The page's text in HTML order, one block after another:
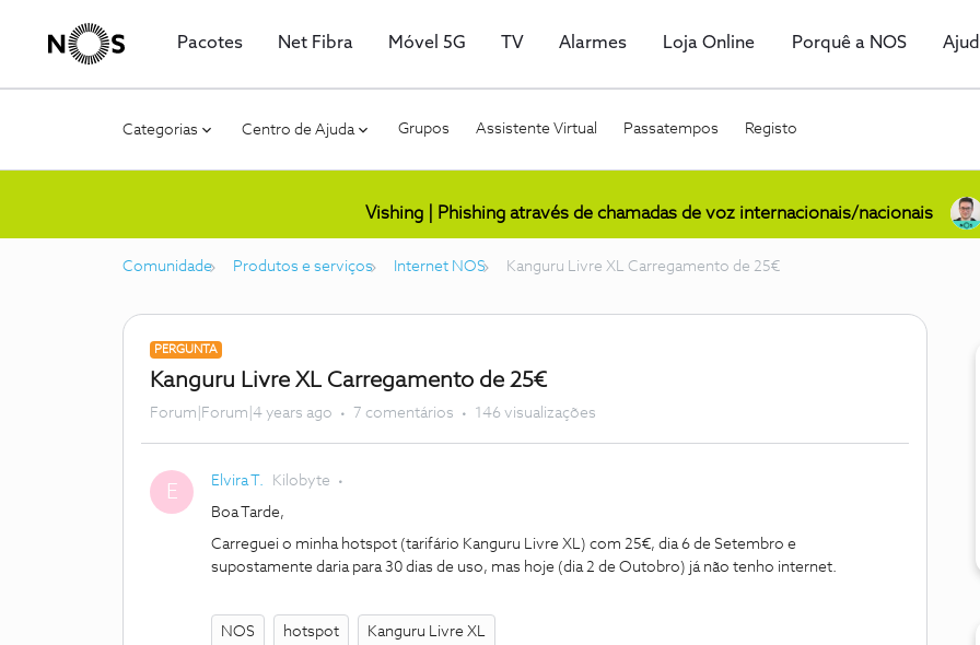
Pacotes Net Fibra Móvel 5G TV Alarmes Loja Online Porquê a NOS
Categorias Centro de Ajuda Grupos Assistente Virtual Passatempos Registo
Vishing | Phishing através de chamadas de voz internacionais/nacionais
Comunidade Produtos e serviços Internet NOS Kanguru Livre XL Carregamento de 25€
PERGUNTA
Kanguru Livre XL Carregamento de 25€
Forum|Forum|4 years ago 7 comentários 146 visualizações
E Elvira T. Kilobyte
Boa Tarde,
Carreguei o minha hotspot (tarifário Kanguru Livre XL) com 25€, dia 6 de Setembro e
supostamente daria para 30 dias de uso, mas hoje (dia 2 de Outobro) já não tenho internet.
NOS hotspot Kanguru Livre XL